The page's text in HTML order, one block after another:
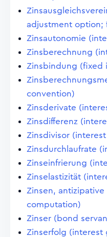
adjustment option;
Zinsautonomie
Zinsberechnung
Zinsbindung (fixed
convention)
Zinsderivate
Zinsdifferenz
Zinsdivisor
Zinsdurchlaufrate
Zinseinfrierung
Zinselastizität
Zinsen,
computation)
Zinser (bond
Zinserfolg (interest